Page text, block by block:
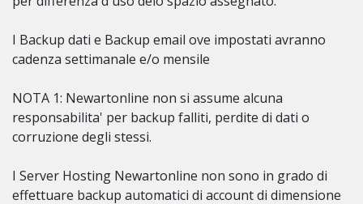
I Backup dati e Backup email ove impostati avranno
cadenza settimanale e/o mensile
NOTA 1: Newartonline non si assume alcuna
responsabilita' per backup falliti, perdite di dati o
corruzione degli stessi.
I Server Hosting Newartonline non sono in grado di
effettuare backup automatici di account di dimensione